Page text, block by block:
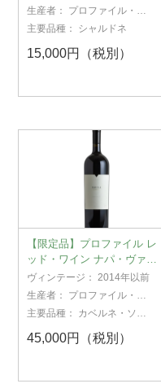
生産者： プロファイル・コ
レクション
主要品種： シャルドネ
15,000円（税別）
【限定品】プロファイル レ
ッド・ワイン ナパ・ヴァレ
ー 2010 蔵出
ヴィンテージ：2014年以前
生産者： プロファイル・コ
レクション
主要品種： カベルネ・ソー
45,000円（税別）